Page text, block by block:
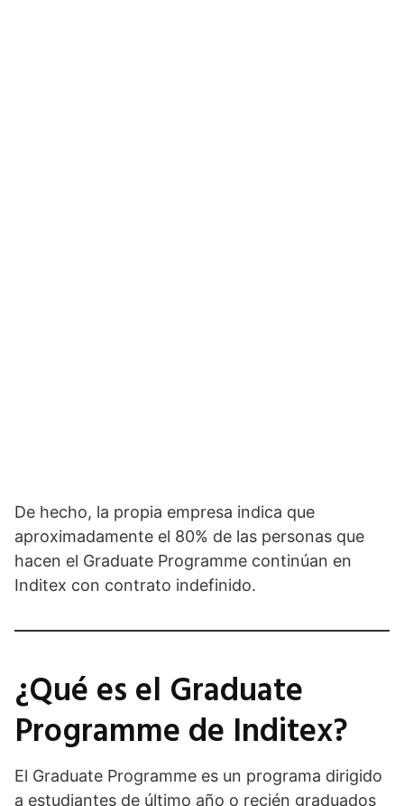
De hecho, la propia empresa indica que
aproximadamente el 80% de las personas que
hacen el Graduate Programme continúan en
Inditex con contrato indefinido.
¿Qué es el Graduate
Programme de Inditex?
El Graduate Programme es un programa dirigido
a estudiantes de último año o recién graduados